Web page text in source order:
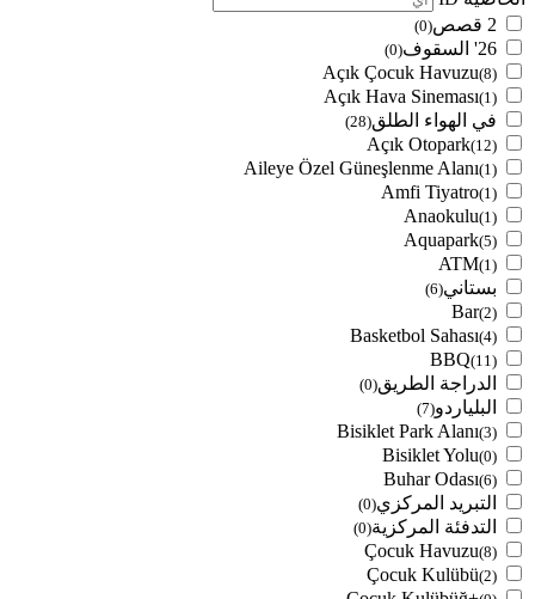
2 قصص
(0)
26' السقوف (0)
Açık Çocuk Havuzu(8)
Açık Hava Sineması(1)
في الهواء الطلق(28)
Açık Otopark(12)
Aileye Özel Güneşlenme Alanı(1)
Amfi Tiyatro(1)
Anaokulu(1)
Aquapark(5)
ATM(1)
بستاني(6)
Bar(2)
Basketbol Sahası(4)
BBQ(11)
الدراجة الطريق(0)
البلياردو(7)
Bisiklet Park Alanı(3)
Bisiklet Yolu(0)
Buhar Odası(6)
التبريد المركزي(0)
التدفئة المركزية(0)
Çocuk Havuzu(8)
Çocuk Kulübü(2)